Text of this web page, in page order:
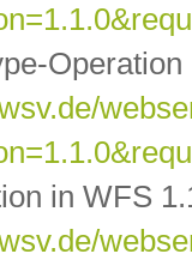
in WFS